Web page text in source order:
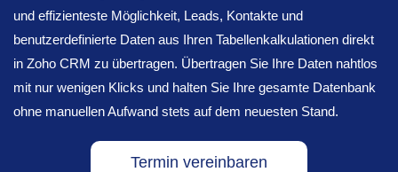
und effizienteste Möglichkeit, Leads, Kontakte und
benutzerdefinierte Daten aus Ihren Tabellenkalkulationen direkt
in Zoho CRM zu übertragen. Übertragen Sie Ihre Daten nahtlos
mit nur wenigen Klicks und halten Sie Ihre gesamte Datenbank
ohne manuellen Aufwand stets auf dem neuesten Stand.
Termin vereinbaren